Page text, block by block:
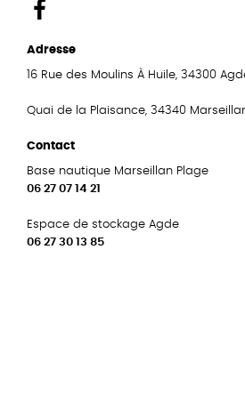
Adresse
16 Rue des Moulins À Huile, 34300
Quai de la Plaisance, 34340
Contact
Base nautique Marseillan Plage
06 27 07 14 21
Espace de stockage Agde
06 27 30 13 85